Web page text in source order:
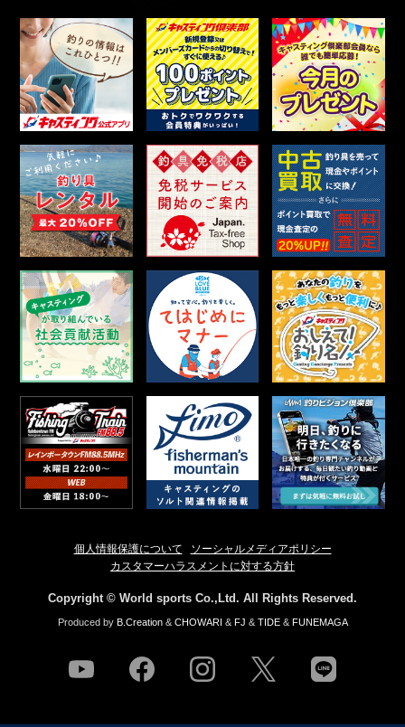
個人情報保護について
ソーシャルメディアポリシー
カスタマーハラスメントに対する方針
Copyright © World sports Co.,Ltd. All Rights Reserved.
Produced by B.Creation& CHOWARI & FJ & TIDE& FUNEMAGA
youtube facebook instagram line